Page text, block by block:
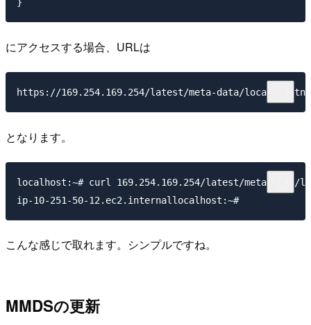
にアクセスする場合、URLは
となります。
localhost:~# curl 169.254.169.254/latest/meta-data/
こんな感じで取れます。シンプルですね。
MMDSの更新